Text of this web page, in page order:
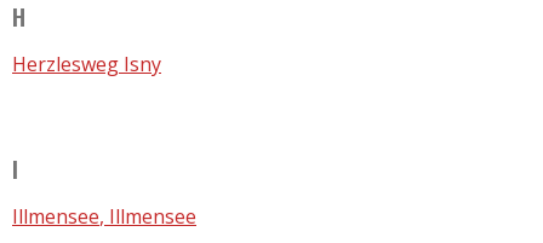
H
Herzlesweg Isny
I
Illmensee, Illmensee